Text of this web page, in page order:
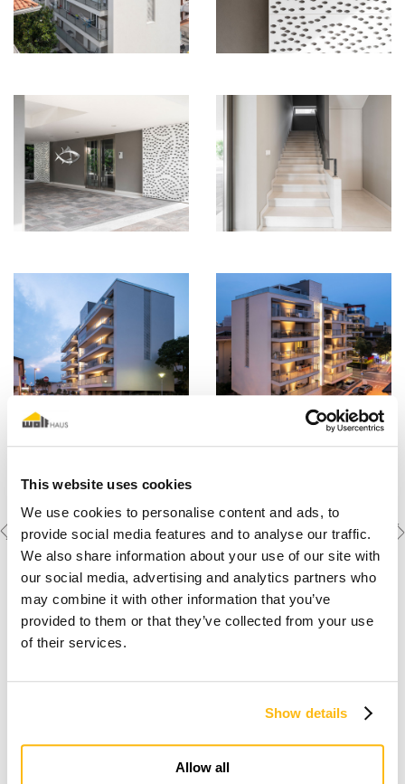
This website uses cookies
We use cookies to personalise content and ads, to
provide social media features and to analyse our traffic.
We also share information about your use of our site with
our social media, advertising and analytics partners who
may combine it with other information that you’ve
provided to them or that they’ve collected from your use
of their services.
Show details
Allow all
Previous
project
Weitere Objekte
ansehen
Next
project
Der Traum vom Holz-
Fertigteilhaus